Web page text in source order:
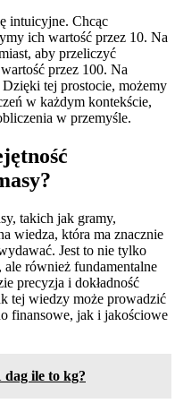
intuicyjne. Chcąc
ich wartość przez 10. Na
aby przeliczyć
przez 100. Na
tej prostocie, możemy
w każdym kontekście,
w przemyśle.
takich jak gramy,
wiedza, która ma znacznie
Jest to nie tylko
również fundamentalne
precyzja i dokładność
tej wiedzy może prowadzić
finansowe, jak i jakościowe
dag ile to kg?